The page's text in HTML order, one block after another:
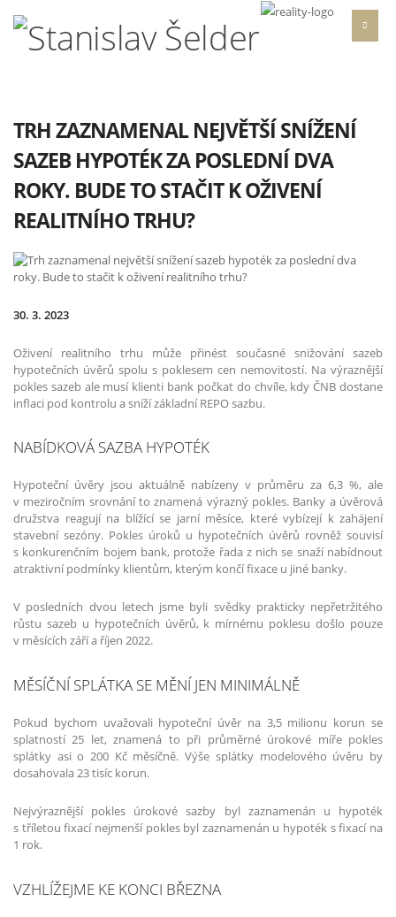
TRH ZAZNAMENAL NEJVĚTŠÍ SNÍŽENÍ
SAZEB HYPOTÉK ZA POSLEDNÍ DVA
ROKY. BUDE TO STAČIT K OŽIVENÍ
REALITNÍHO TRHU?
30. 3. 2023
Oživení realitního trhu může přinést současné snižování sazeb
hypotečních úvěrů spolu s poklesem cen nemovitostí. Na výraznější
pokles sazeb ale musí klienti bank počkat do chvíle, kdy ČNB dostane
inflaci pod kontrolu a sníží základní REPO sazbu.
NABÍDKOVÁ SAZBA HYPOTÉK
Hypoteční úvěry jsou aktuálně nabízeny v průměru za 6,3 %, ale
v meziročním srovnání to znamená výrazný pokles. Banky a úvěrová
družstva reagují na blížící se jarní měsíce, které vybízejí k zahájení
stavební sezóny. Pokles úroků u hypotečních úvěrů rovněž souvisí
s konkurenčním bojem bank, protože řada z nich se snaží nabídnout
atraktivní podmínky klientům, kterým končí fixace u jiné banky.
V posledních dvou letech jsme byli svědky prakticky nepřetržitého
růstu sazeb u hypotečních úvěrů, k mírnému poklesu došlo pouze
v měsících září a říjen 2022.
MĚSÍČNÍ SPLÁTKA SE MĚNÍ JEN MINIMÁLNĚ
Pokud bychom uvažovali hypoteční úvěr na 3,5 milionu korun se
splatností 25 let, znamená to při průměrné úrokové míře pokles
splátky asi o 200 Kč měsíčně. Výše splátky modelového úvěru by
dosahovala 23 tisíc korun.
Nejvýraznější pokles úrokové sazby byl zaznamenán u hypoték
s tříletou fixací nejmenší pokles byl zaznamenán u hypoték s fixací na
1 rok.
VZHLÍŽEJME KE KONCI BŘEZNA